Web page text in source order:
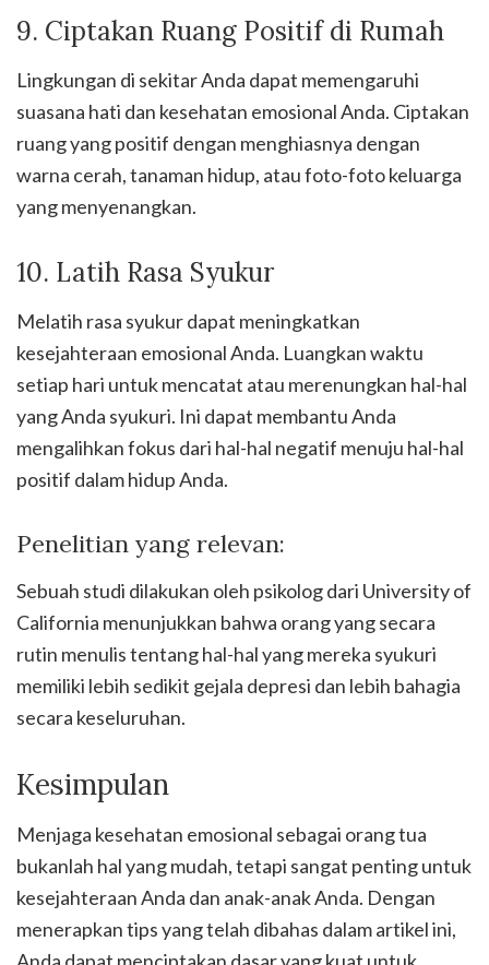
9. Ciptakan Ruang Positif di Rumah
Lingkungan di sekitar Anda dapat memengaruhi
suasana hati dan kesehatan emosional Anda. Ciptakan
ruang yang positif dengan menghiasnya dengan
warna cerah, tanaman hidup, atau foto-foto keluarga
yang menyenangkan.
10. Latih Rasa Syukur
Melatih rasa syukur dapat meningkatkan
kesejahteraan emosional Anda. Luangkan waktu
setiap hari untuk mencatat atau merenungkan hal-hal
yang Anda syukuri. Ini dapat membantu Anda
mengalihkan fokus dari hal-hal negatif menuju hal-hal
positif dalam hidup Anda.
Penelitian yang relevan:
Sebuah studi dilakukan oleh psikolog dari University of
California menunjukkan bahwa orang yang secara
rutin menulis tentang hal-hal yang mereka syukuri
memiliki lebih sedikit gejala depresi dan lebih bahagia
secara keseluruhan.
Kesimpulan
Menjaga kesehatan emosional sebagai orang tua
bukanlah hal yang mudah, tetapi sangat penting untuk
kesejahteraan Anda dan anak-anak Anda. Dengan
menerapkan tips yang telah dibahas dalam artikel ini,